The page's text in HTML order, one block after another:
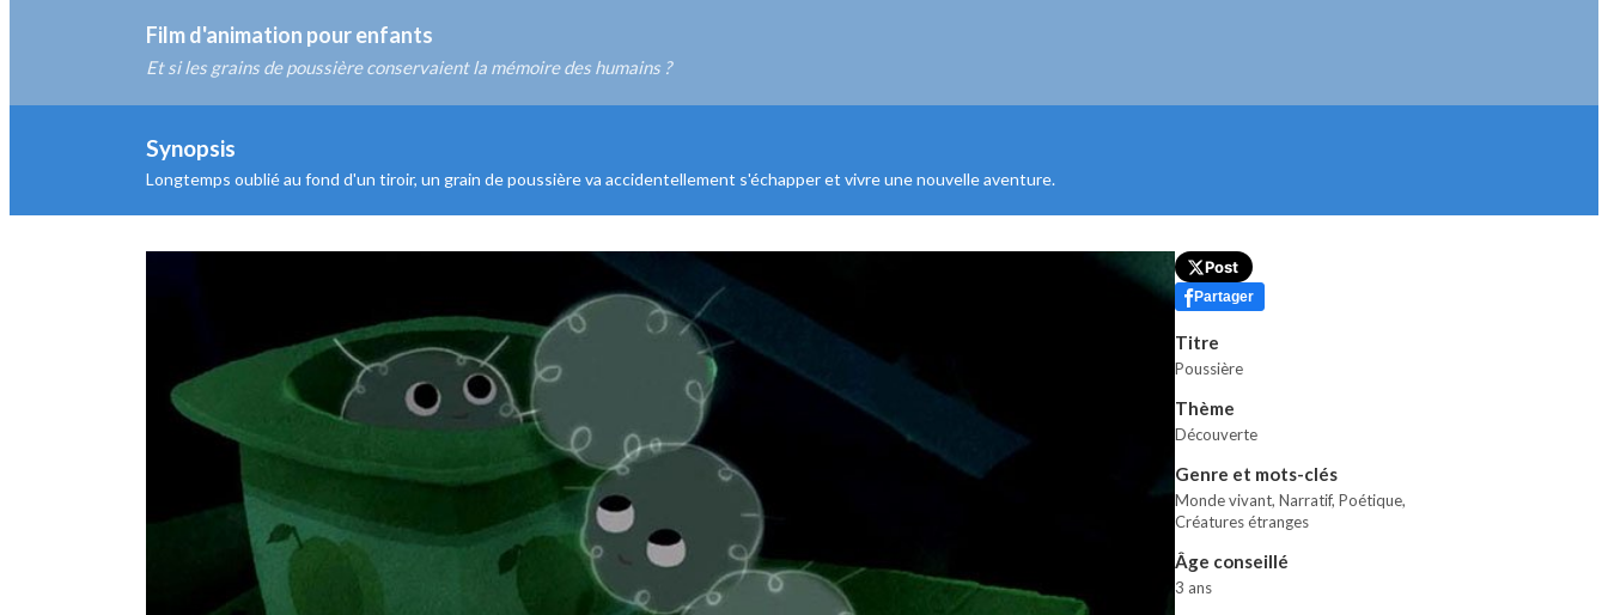
Film d'animation pour enfants
Et si les grains de poussière conservaient la mémoire des humains ?
Synopsis
Longtemps oublié au fond d'un tiroir, un grain de poussière va accidentellement s'échapper et vivre une nouvelle aventure.
Post
Partager
Titre
Poussière
Thème
Découverte
Genre et mots-clés
Monde vivant, Narratif, Poétique,
Créatures étranges
Âge conseillé
3 ans